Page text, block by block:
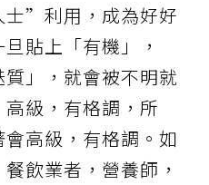
”利用，成為好好
貼上「有機」，
質」，就會被不明就
級，有格調，所
高級，有格調。如
飲業者，營養師，